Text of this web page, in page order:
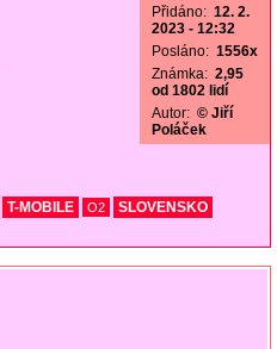
Přidáno: 12. 2.
2023 - 12:32
Posláno: 1556x
Známka: 2,95
od 1802 lidí
Autor: © Jiří
Poláček
T-MOBILE O2
SLOVENSKO